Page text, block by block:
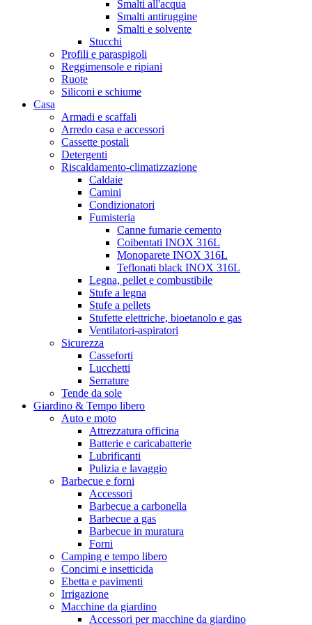
Smalti all'acqua
Smalti antiruggine
Smalti e solvente
Stucchi
Profili e paraspigoli
Reggimensole e ripiani
Ruote
Siliconi e schiume
Casa
Armadi e scaffali
Arredo casa e accessori
Cassette postali
Detergenti
Riscaldamento-climatizzazione
Caldaie
Camini
Condizionatori
Fumisteria
Canne fumarie cemento
Coibentati INOX 316L
Monoparete INOX 316L
Teflonati black INOX 316L
Legna, pellet e combustibile
Stufe a legna
Stufe a pellets
Stufette elettriche, bioetanolo e gas
Ventilatori-aspiratori
Sicurezza
Casseforti
Lucchetti
Serrature
Tende da sole
Giardino & Tempo libero
Auto e moto
Attrezzatura officina
Batterie e caricabatterie
Lubrificanti
Pulizia e lavaggio
Barbecue e forni
Accessori
Barbecue a carbonella
Barbecue a gas
Barbecue in muratura
Forni
Camping e tempo libero
Concimi e insetticida
Ebetta e pavimenti
Irrigazione
Macchine da giardino
Accessori per macchine da giardino